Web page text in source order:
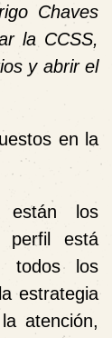
Chaves
la CCSS,
y abrir el
en la
están los
perfil está
todos los
estrategia
atención,